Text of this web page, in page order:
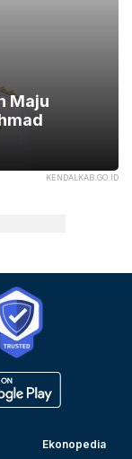
KENDALKAB.GO.ID
Maju
Ekonopedia